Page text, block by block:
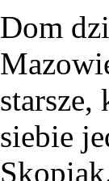
Dom
starsze,
siebie